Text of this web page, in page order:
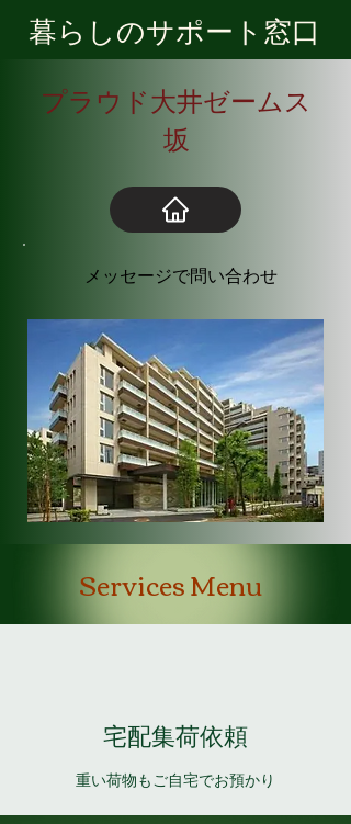
​暮らしのサポート窓口
​プラウド大井ゼームス
坂
​メッセージで問い合わせ
Services Menu
​宅配集荷依頼
​重い荷物もご自宅でお預かり